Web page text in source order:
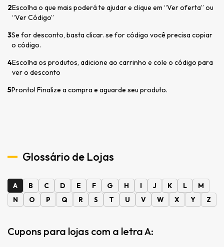
2Escolha o que mais poderá te ajudar e clique em “Ver oferta” ou
“Ver Código”
3Se for desconto, basta clicar. se for código você precisa copiar
o código.
4Escolha os produtos, adicione ao carrinho e cole o código para
ver o desconto
5Pronto! Finalize a compra e aguarde seu produto.
Glossário de Lojas
A B C D E F G H I J K L
M
N
O P Q R S T U V W X Y Z
Cupons para lojas com a letra A: